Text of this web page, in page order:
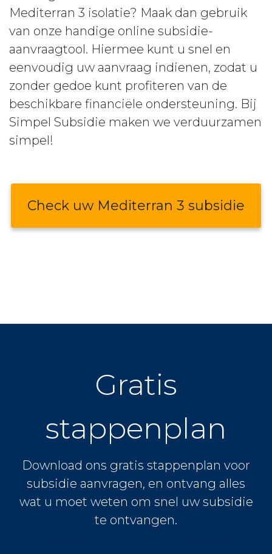
Mediterran 3 isolatie? Maak dan gebruik
van onze handige online subsidie-
aanvraagtool. Hiermee kunt u snel en
eenvoudig uw aanvraag indienen, zodat u
zonder gedoe kunt profiteren van de
beschikbare financiële ondersteuning. Bij
Simpel Subsidie maken we verduurzamen
simpel!
Check uw Mediterran 3 subsidie
Gratis
stappenplan
Download ons gratis stappenplan voor
subsidie aanvragen, en ontvang alles
wat u moet weten om snel uw subsidie
te ontvangen.